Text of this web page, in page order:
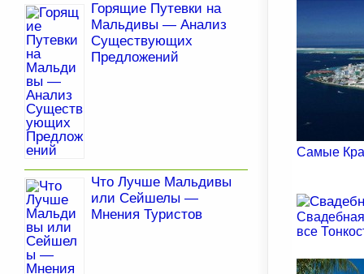
Самые
все
Горящие Путевки на
Мальдивы — Анализ
Существующих
Предложений
Что Лучше Мальдивы
или Сейшелы —
Мнения Туристов